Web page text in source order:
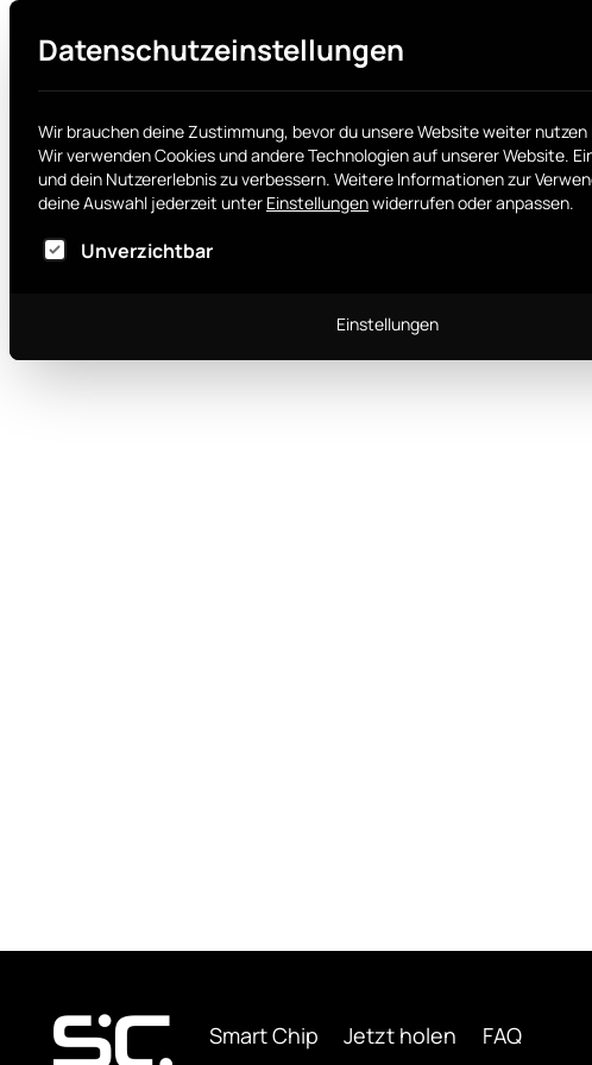
Smart Chip Jetzt holen FAQ
Datenschutzeinstellungen
Wir brauchen deine Zustimmung, bevor du unsere Website weiter
Wir verwenden Cookies und andere Technologien auf unserer Website.
und dein Nutzererlebnis zu verbessern. Weitere Informationen zur
deine Auswahl jederzeit unter Einstellungenwiderrufen oder anpassen.
Im Folgenden findest du eine Liste von
Unverzichtbar
Einstellungen